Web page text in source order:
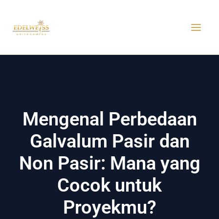
content
Mengenal Perbedaan
Galvalum Pasir dan
Non Pasir: Mana yang
Cocok untuk
Proyekmu?